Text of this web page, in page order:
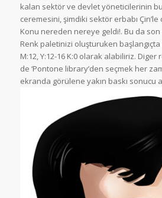
kalan sektör ve devlet yöneticilerinin bu
ceremesini, şimdiki sektör erbabı
Konu nereden nereye geldi!. Bu da son
Renk paletinizi oluşturuken
M:12, Y:12-16 K:0 olarak alabiliriz.
de ‘Pontone library’den seçmek her
ekranda görülene yakın baskı sonucu